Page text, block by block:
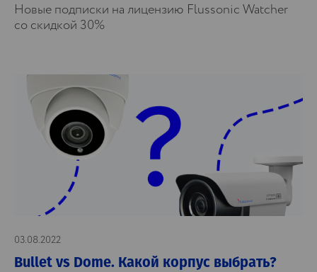
Новые подписки на лицензию Flussonic Watcher
со скидкой 30%
03.08.2022
Bullet vs Dome. Какой корпус выбрать?